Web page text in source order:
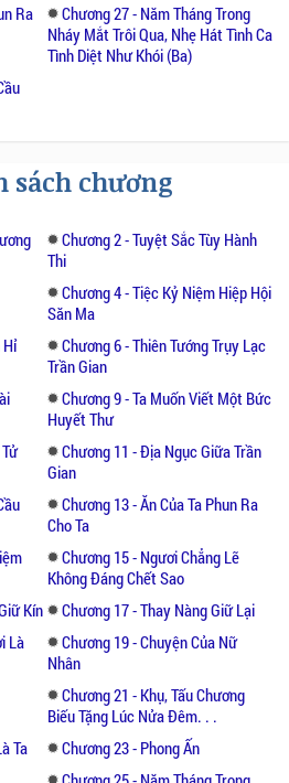
Ra
Chương 27 - Năm Tháng Trong
Nháy Mắt Trôi Qua, Nhẹ Hát Tình Ca
Tình Diệt Như Khói (Ba)
sách chương
Chương 2 - Tuyệt Sắc Tùy Hành
Thi
Chương 4 - Tiệc Kỷ Niệm Hiệp Hội
Săn Ma
Hỉ
Chương 6 - Thiên Tướng Trụy Lạc
Trần Gian
Chương 9 - Ta Muốn Viết Một Bức
Huyết Thư
Chương 11 - Địa Ngục Giữa Trần
Gian
Chương 13 - Ăn Của Ta Phun Ra
Cho Ta
Chương 15 - Ngươi Chẳng Lẽ
Không Đáng Chết Sao
Kín
Chương 17 - Thay Nàng Giữ Lại
Là
Chương 19 - Chuyện Của Nữ
Nhân
Chương 21 - Khụ, Tấu Chương
Biếu Tặng Lúc Nửa Đêm. . .
Ta
Chương 23 - Phong Ấn